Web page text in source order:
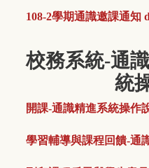
108-2學期通識邀課通知
校務系統-通
統
開課-通識精進系統操作
學習輔導與課程回饋-通